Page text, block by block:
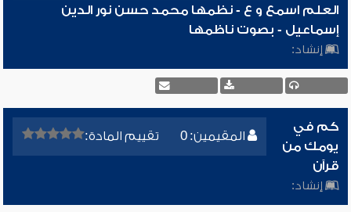
العلم اسمع و ع - نظمها محمد حسن نور الدين
إسماعيل - بصوت ناظمها
إنشاد:
المقيمين: 0 تقييم المادة:
كم في
يومك من
قرآن
إنشاد: